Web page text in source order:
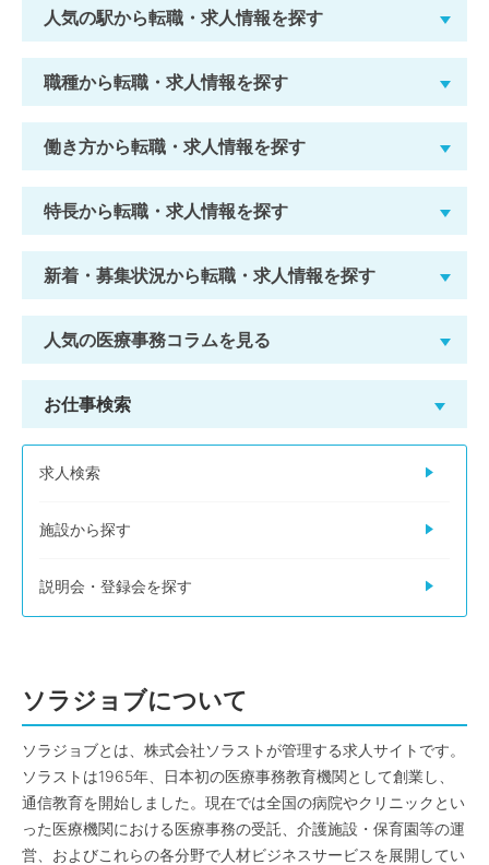
人気の駅から転職・求人情報を探す
職種から転職・求人情報を探す
働き方から転職・求人情報を探す
特長から転職・求人情報を探す
新着・募集状況から転職・求人情報を探す
人気の医療事務コラムを見る
お仕事検索
求人検索
施設から探す
説明会・登録会を探す
ソラジョブについて
ソラジョブとは、株式会社ソラストが管理する求人サイトです。
ソラストは1965年、日本初の医療事務教育機関として創業し、
通信教育を開始しました。現在では全国の病院やクリニックとい
った医療機関における医療事務の受託、介護施設・保育園等の運
営、およびこれらの各分野で人材ビジネスサービスを展開してい